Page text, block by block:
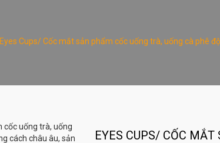
Eyes Cups/ Cốc mắt sản phẩm cốc uống trà, uống cà phê
EYES CUPS/ CỐC